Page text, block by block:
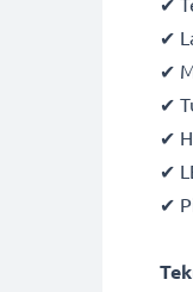
✔
✔
✔
✔
✔
✔